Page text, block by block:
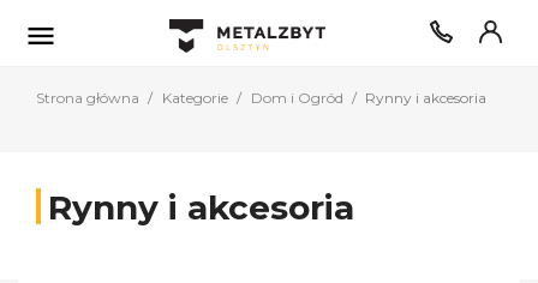

Strona główna Kategorie Dom i Ogród Rynny i akcesoria
Rynny i akcesoria